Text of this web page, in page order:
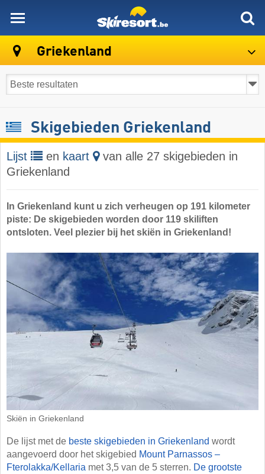
Griekenland
Skigebieden Griekenland
Lijst en kaart
van alle 27 skigebieden in
Griekenland
In Griekenland kunt u zich verheugen op 191 kilometer
piste: De skigebieden worden door 119 skiliften
ontsloten. Veel plezier bij het skiën in Griekenland!
Skiën in Griekenland
De lijst met de beste skigebieden in Griekenland wordt
aangevoerd door het skigebied Mount Parnassos –
Fterolakka/​Kellaria met 3,5 van de 5 sterren. De grootste